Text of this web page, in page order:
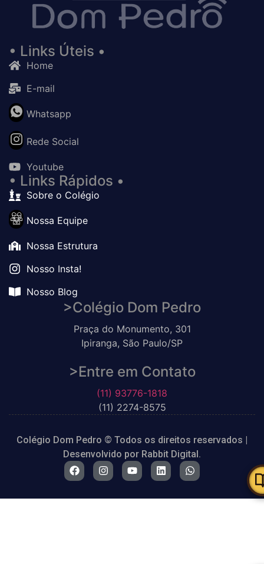
• Links Úteis •
Home
E-mail
Whatsapp
Rede Social
Youtube
• Links Rápidos •
Sobre o Colégio
Nossa Equipe
Nossa Estrutura
Nosso Insta!
Nosso Blog
>Colégio Dom Pedro
Praça do Monumento, 301
Ipiranga, São Paulo/SP
>Entre em Contato
(11) 93776-1818
(11) 2274-8575
Colégio Dom Pedro © Todos os direitos reservados |
Desenvolvido por Rabbit Digital.